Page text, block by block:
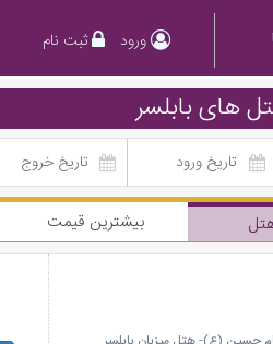
ورود ثبت نام
های بابلسر
بیشترین قیمت